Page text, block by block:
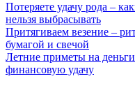
Потеряете удачу рода –
нельзя выбрасывать
Притягиваем везение –
бумагой и свечой
Летние приметы на
финансовую удачу